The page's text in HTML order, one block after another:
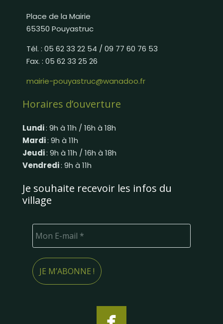
Place de la Mairie
65350 Pouyastruc
Tél. : 05 62 33 22 54 / 09 77 60 76 53
Fax. : 05 62 33 25 26
mairie-pouyastruc@wanadoo.fr
Horaires d’ouverture
Lundi: 9h à 11h / 16h à 18h
Mardi: 9h à 11h
Jeudi: 9h à 11h / 16h à 18h
Vendredi: 9h à 11h
Je souhaite recevoir les infos du
village